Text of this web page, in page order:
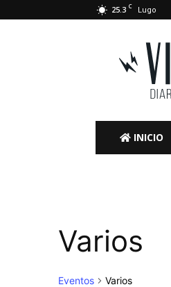
25.3 C Lugo
VivaLugo
INICIO
Varios
Eventos Varios